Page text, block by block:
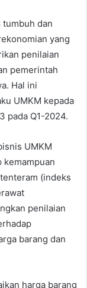
dan
yang
penilaian
pemerintah
Hal ini
UMKM kepada
pada Q1-2024.
UMKM
(indeks
penilaian
barang dan
harga barang